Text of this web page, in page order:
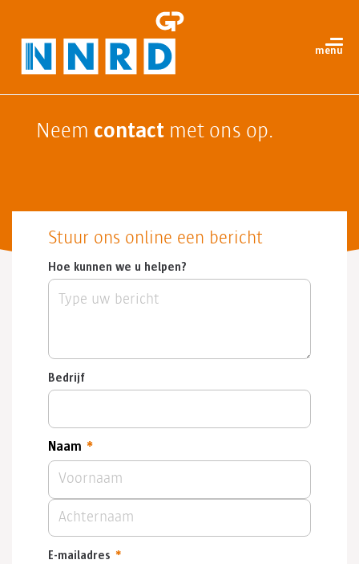
Neem contact met ons op.
Stuur ons online een bericht
Hoe kunnen we u helpen?
Bedrijf
Naam *
Voornaam
E-mailadres *